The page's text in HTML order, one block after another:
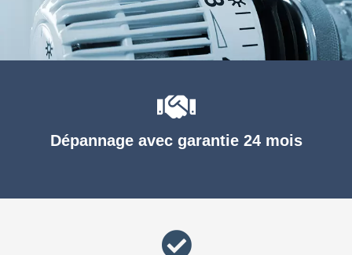
Dépannage avec garantie 24 mois